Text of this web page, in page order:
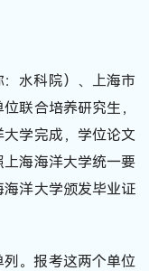
水科院）、上海市
联合培养研究生，
学完成，学位论文
海海洋大学统一要
洋大学颁发毕业证
。报考这两个单位